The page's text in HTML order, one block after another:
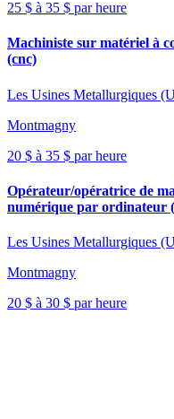
25 $ à 35 $ par heure
Machiniste sur matériel à
(cnc)
Les Usines Metallurgiques
Montmagny
20 $ à 35 $ par heure
Opérateur/opératrice de
numérique par ordinateur
Les Usines Metallurgiques
Montmagny
20 $ à 30 $ par heure